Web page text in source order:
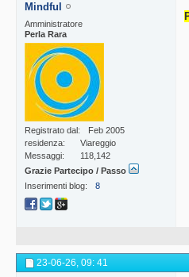
Mindful
Amministratore
Perla Rara
Registrato dal
Feb 2005
residenza
Viareggio
Messaggi
118,142
Grazie Partecipo / Passo
Inserimenti blog
8
23-06-26, 09: 41